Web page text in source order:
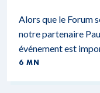
Alors que le Forum
notre partenaire
événement est
6 MN